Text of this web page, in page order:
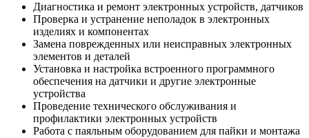
Диагностика и ремонт электронных устройств, датчиков
Проверка и устранение неполадок в электронных
изделиях и компонентах
Замена поврежденных или неисправных электронных
элементов и деталей
Установка и настройка встроенного программного
обеспечения на датчики и другие электронные
устройства
Проведение технического обслуживания и
профилактики электронных устройств
Работа с паяльным оборудованием для пайки и монтажа